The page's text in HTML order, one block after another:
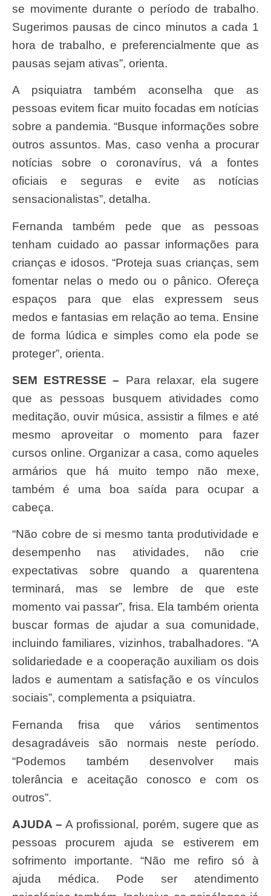
se movimente durante o período de trabalho.
Sugerimos pausas de cinco minutos a cada 1
hora de trabalho, e preferencialmente que as
pausas sejam ativas”, orienta.
A psiquiatra também aconselha que as
pessoas evitem ficar muito focadas em notícias
sobre a pandemia. “Busque informações sobre
outros assuntos. Mas, caso venha a procurar
notícias sobre o coronavírus, vá a fontes
oficiais e seguras e evite as notícias
sensacionalistas”, detalha.
Fernanda também pede que as pessoas
tenham cuidado ao passar informações para
crianças e idosos. “Proteja suas crianças, sem
fomentar nelas o medo ou o pânico. Ofereça
espaços para que elas expressem seus
medos e fantasias em relação ao tema. Ensine
de forma lúdica e simples como ela pode se
proteger”, orienta.
SEM ESTRESSE – Para relaxar, ela sugere
que as pessoas busquem atividades como
meditação, ouvir música, assistir a filmes e até
mesmo aproveitar o momento para fazer
cursos online. Organizar a casa, como aqueles
armários que há muito tempo não mexe,
também é uma boa saída para ocupar a
cabeça.
“Não cobre de si mesmo tanta produtividade e
desempenho nas atividades, não crie
expectativas sobre quando a quarentena
terminará, mas se lembre de que este
momento vai passar”, frisa. Ela também orienta
buscar formas de ajudar a sua comunidade,
incluindo familiares, vizinhos, trabalhadores. “A
solidariedade e a cooperação auxiliam os dois
lados e aumentam a satisfação e os vínculos
sociais”, complementa a psiquiatra.
Fernanda frisa que vários sentimentos
desagradáveis são normais neste período.
“Podemos também desenvolver mais
tolerância e aceitação conosco e com os
outros”.
AJUDA – A profissional, porém, sugere que as
pessoas procurem ajuda se estiverem em
sofrimento importante. “Não me refiro só à
ajuda médica. Pode ser atendimento